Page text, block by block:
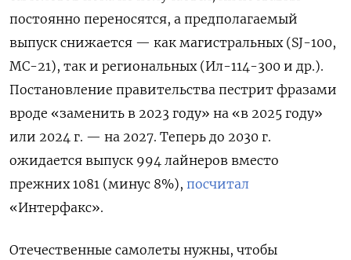
постоянно переносятся, а предполагаемый
выпуск снижается — как магистральных (SJ-100,
МС-21), так и региональных (Ил-114-300 и др.).
Постановление правительства пестрит фразами
вроде «заменить в 2023 году» на «в 2025 году»
или 2024 г. — на 2027. Теперь до 2030 г.
ожидается выпуск 994 лайнеров вместо
прежних 1081 (минус 8%), посчитал
«Интерфакс».
Отечественные самолеты нужны, чтобы